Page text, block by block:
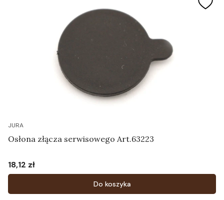
JURA
Osłona złącza serwisowego Art.63223
Cena
18,12 zł
Do koszyka